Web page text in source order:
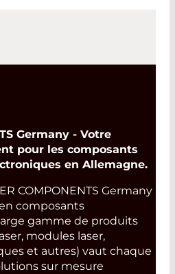
Germany - Votre
pour les composants
en Allemagne.
COMPONENTS Germany
composants
gamme de produits
modules laser,
et autres) vaut chaque
sur mesure